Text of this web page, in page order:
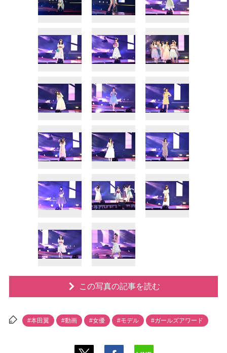
この写真の記事を読む
#本田翼 #動画 #女優 #モデル #ガールズアワード